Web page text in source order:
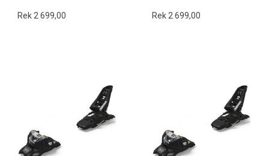
Rek 2 699,00 Rek 2 699,00